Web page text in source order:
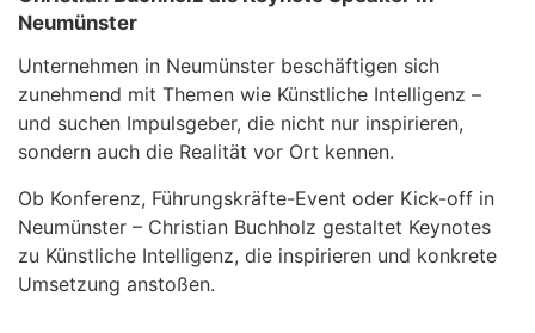
Neumünster
Unternehmen in Neumünster beschäftigen sich
zunehmend mit Themen wie Künstliche Intelligenz –
und suchen Impulsgeber, die nicht nur inspirieren,
sondern auch die Realität vor Ort kennen.
Ob Konferenz, Führungskräfte-Event oder Kick-off in
Neumünster – Christian Buchholz gestaltet Keynotes
zu Künstliche Intelligenz, die inspirieren und konkrete
Umsetzung anstoßen.